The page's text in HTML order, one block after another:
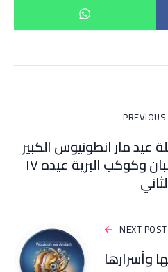
عيد مار انطونيوس الكبير
أبو الرهبان وكوكب البرية عيده ١٧
NEXT POST
وأسرارها